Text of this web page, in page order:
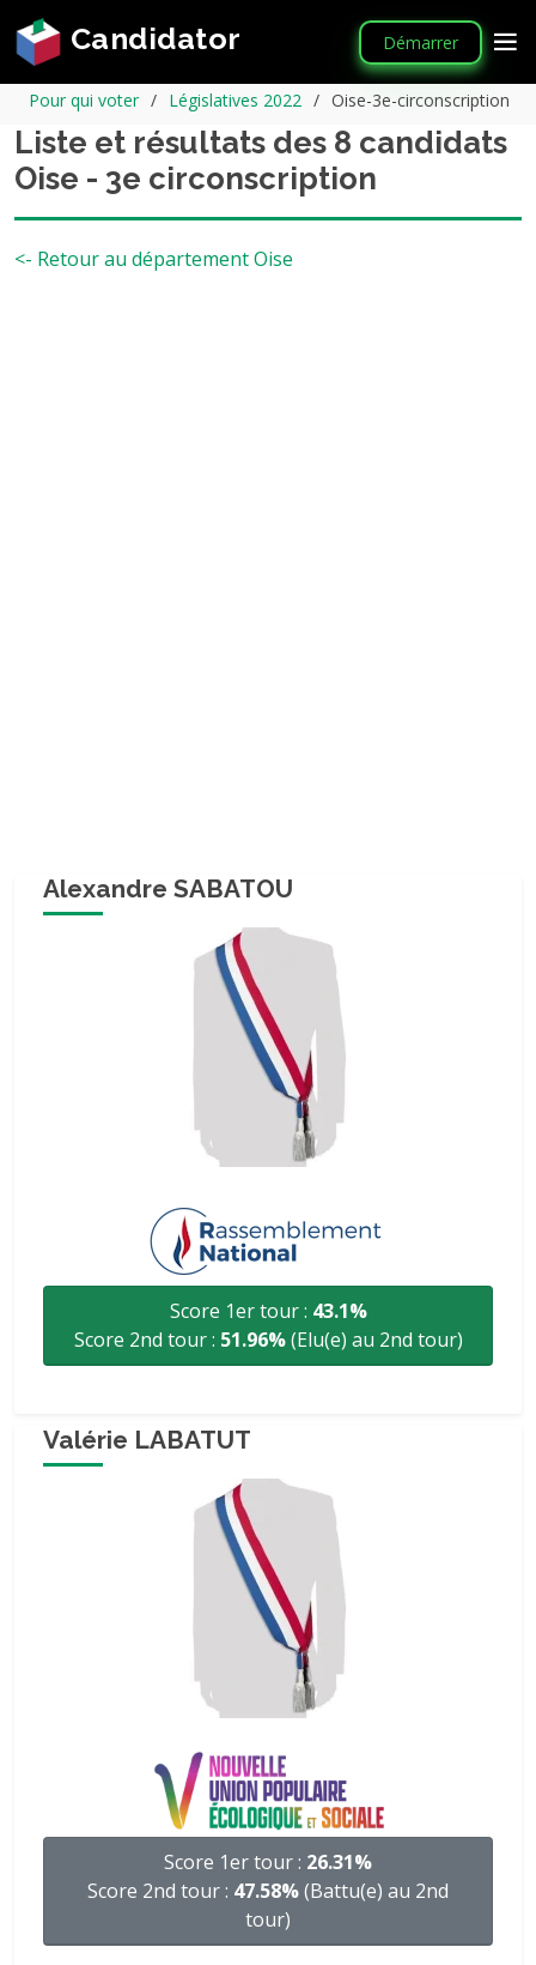
Candidator Démarrer
Pour qui voter Législatives 2022 Oise-3e-circonscription
Liste et résultats des 8 candidats
Oise - 3e circonscription
<- Retour au département Oise
Alexandre SABATOU
Score 1er tour : 43.1%
Score 2nd tour : 51.96%(Elu(e) au 2nd tour)
Valérie LABATUT
Score 1er tour : 26.31%
Score 2nd tour : 47.58%(Battu(e) au 2nd
tour)